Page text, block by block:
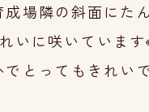
場隣の斜面にた
いに咲いています
でとってもきれい